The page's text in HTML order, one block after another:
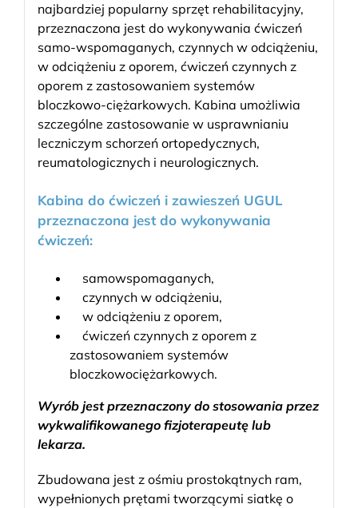
najbardziej popularny sprzęt rehabilitacyjny,
przeznaczona jest do wykonywania ćwiczeń
samo-wspomaganych, czynnych w odciążeniu,
w odciążeniu z oporem, ćwiczeń czynnych z
oporem z zastosowaniem systemów
bloczkowo-ciężarkowych. Kabina umożliwia
szczególne zastosowanie w usprawnianiu
leczniczym schorzeń ortopedycznych,
reumatologicznych i neurologicznych.
Kabina do ćwiczeń i zawieszeń UGUL
przeznaczona jest do wykonywania
ćwiczeń:
samowspomaganych,
czynnych w odciążeniu,
w odciążeniu z oporem,
ćwiczeń czynnych z oporem z
zastosowaniem systemów
bloczkowociężarkowych.
Wyrób jest przeznaczony do stosowania przez
wykwalifikowanego fizjoterapeutę lub
lekarza.
Zbudowana jest z ośmiu prostokątnych ram,
wypełnionych prętami tworzącymi siatkę o